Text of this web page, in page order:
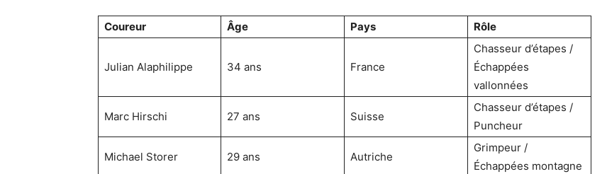
Coureur Âge Pays Rôle
Julian Alaphilippe 34 ans France
Chasseur d’étapes /
Échappées
vallonnées
Marc Hirschi 27 ans Suisse
Chasseur d’étapes /
Puncheur
Michael Storer 29 ans Autriche
Grimpeur /
Échappées montagne